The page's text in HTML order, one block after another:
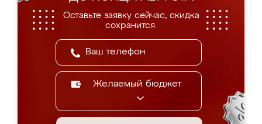
Оставьте заявку сейчас, скидка
сохранится.
Желаемый бюджет